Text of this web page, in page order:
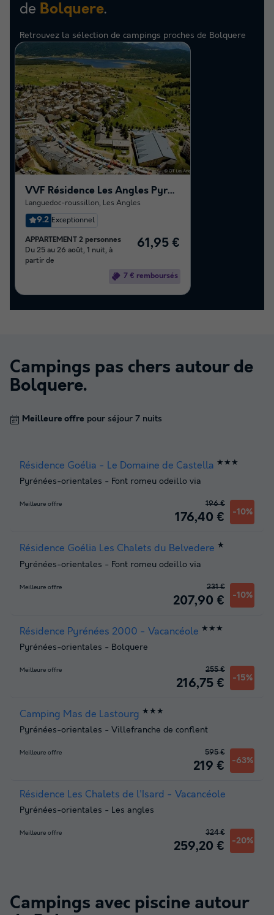
de Bolquere.
Retrouvez la sélection de campings proches de Bolquere
les mieux notés par nos clients
VVF Résidence Les Angles Pyrénées
Languedoc-roussillon, Les Angles
9.2 Exceptionnel
APPARTEMENT 2 personnes
Du 25 au 26 août, 1 nuit, à
partir de
61,95 €
7 € remboursés
Campings pas chers autour de
Bolquere.
Meilleure offre pour séjour 7 nuits
Résidence Goélia - Le Domaine de Castella ★★★
Pyrénées-orientales - Font romeu odeillo via
Meilleure offre
176,40 € -10%
196 €
Résidence Goélia Les Chalets du Belvedere ★
Pyrénées-orientales - Font romeu odeillo via
Meilleure offre
207,90 € -10%
231 €
Résidence Pyrénées 2000 - Vacancéole ★★★
Pyrénées-orientales - Bolquere
Meilleure offre
216,75 € -15%
255 €
Camping Mas de Lastourg ★★★
Pyrénées-orientales - Villefranche de conflent
Meilleure offre
219 € -63%
595 €
Résidence Les Chalets de l'Isard - Vacancéole
Pyrénées-orientales - Les angles
Meilleure offre
259,20 € -20%
324 €
Campings avec piscine autour